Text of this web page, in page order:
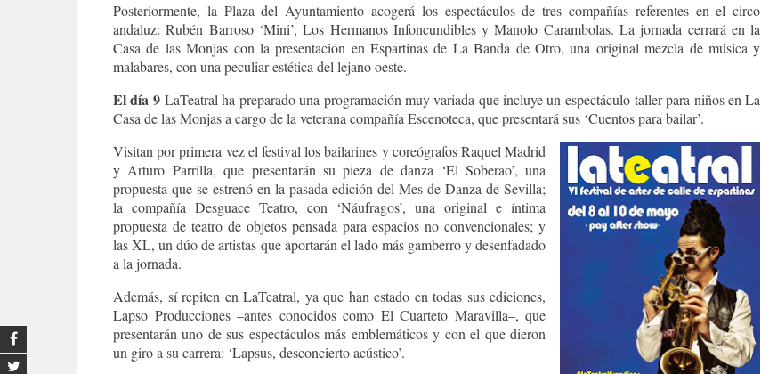
Posteriormente, la Plaza del Ayuntamiento acogerá los espectáculos de tres compañías referentes en el circo
andaluz: Rubén Barroso ‘Mini’, Los Hermanos Infoncundibles y Manolo Carambolas. La jornada cerrará en la
Casa de las Monjas con la presentación en Espartinas de La Banda de Otro, una original mezcla de música y
malabares, con una peculiar estética del lejano oeste.
El día 9LaTeatral ha preparado una programación muy variada que incluye un espectáculo-taller para niños en La
Casa de las Monjas a cargo de la veterana compañía Escenoteca, que presentará sus ‘Cuentos para bailar’.
Visitan por primera vez el festival los bailarines y coreógrafos Raquel Madrid
y Arturo Parrilla, que presentarán su pieza de danza ‘El Soberao’, una
propuesta que se estrenó en la pasada edición del Mes de Danza de Sevilla;
la compañía Desguace Teatro, con ‘Náufragos’, una original e íntima
propuesta de teatro de objetos pensada para espacios no convencionales; y
las XL, un dúo de artistas que aportarán el lado más gamberro y desenfadado
a la jornada.
Además, sí repiten en LaTeatral, ya que han estado en todas sus ediciones,
Lapso Producciones –antes conocidos como El Cuarteto Maravilla–, que
presentarán uno de sus espectáculos más emblemáticos y con el que dieron
un giro a su carrera: ‘Lapsus, desconcierto acústico’.